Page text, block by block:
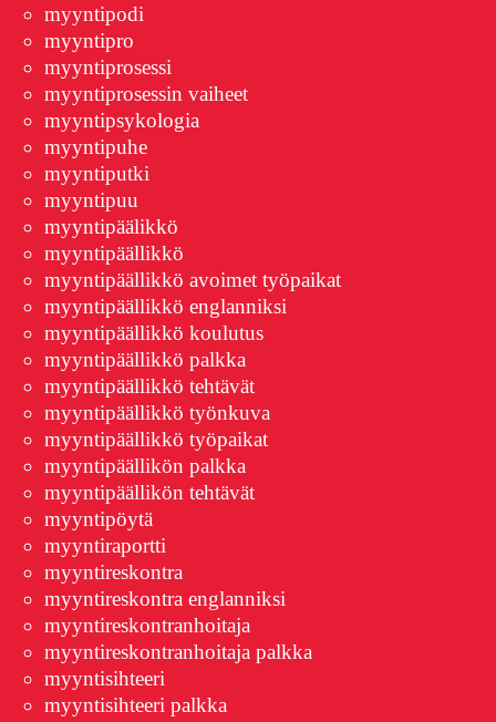
myyntipodi
myyntipro
myyntiprosessi
myyntiprosessin vaiheet
myyntipsykologia
myyntipuhe
myyntiputki
myyntipuu
myyntipäälikkö
myyntipäällikkö
myyntipäällikkö avoimet työpaikat
myyntipäällikkö englanniksi
myyntipäällikkö koulutus
myyntipäällikkö palkka
myyntipäällikkö tehtävät
myyntipäällikkö työnkuva
myyntipäällikkö työpaikat
myyntipäällikön palkka
myyntipäällikön tehtävät
myyntipöytä
myyntiraportti
myyntireskontra
myyntireskontra englanniksi
myyntireskontranhoitaja
myyntireskontranhoitaja palkka
myyntisihteeri
myyntisihteeri palkka